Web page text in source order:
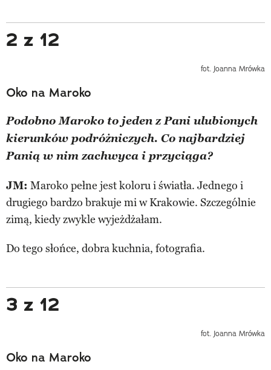
2 z 12
fot. Joanna Mrówka
Oko na Maroko
Podobno Maroko to jeden z Pani ulubionych
kierunków podróżniczych. Co najbardziej
Panią w nim zachwyca i przyciąga?
JM: Maroko pełne jest koloru i światła. Jednego i
drugiego bardzo brakuje mi w Krakowie. Szczególnie
zimą, kiedy zwykle wyjeżdżałam.
Do tego słońce, dobra kuchnia, fotografia.
3 z 12
fot. Joanna Mrówka
Oko na Maroko